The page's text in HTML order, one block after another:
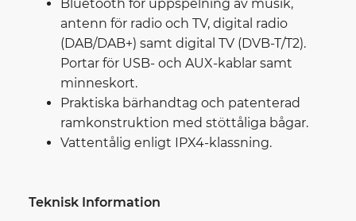
Bluetooth för uppspelning av musik,
antenn för radio och TV, digital radio
(DAB/DAB+) samt digital TV (DVB-T/T2).
Portar för USB- och AUX-kablar samt
minneskort.
Praktiska bärhandtag och patenterad
ramkonstruktion med stöttåliga bågar.
Vattentålig enligt IPX4-klassning.
Teknisk Information